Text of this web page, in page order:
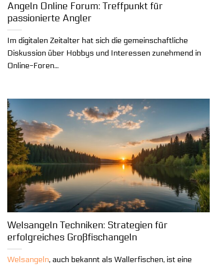
Angeln Online Forum: Treffpunkt für
passionierte Angler
Im digitalen Zeitalter hat sich die gemeinschaftliche
Diskussion über Hobbys und Interessen zunehmend in
Online-Foren...
Welsangeln Techniken: Strategien für
erfolgreiches Großfischangeln
Welsangeln, auch bekannt als Wallerfischen, ist eine